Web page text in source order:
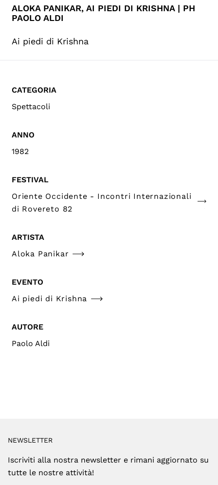
ALOKA PANIKAR, AI PIEDI DI KRISHNA | PH
PAOLO ALDI
Ai piedi di Krishna
CATEGORIA
Spettacoli
ANNO
1982
FESTIVAL
Oriente Occidente - Incontri Internazionali
di Rovereto 82
ARTISTA
Aloka Panikar
EVENTO
Ai piedi di Krishna
AUTORE
Paolo Aldi
NEWSLETTER
Iscriviti alla nostra newsletter e rimani aggiornato su
tutte le nostre attività!